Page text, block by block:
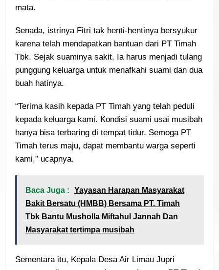
mata.
Senada, istrinya Fitri tak henti-hentinya bersyukur
karena telah mendapatkan bantuan dari PT Timah
Tbk. Sejak suaminya sakit, Ia harus menjadi tulang
punggung keluarga untuk menafkahi suami dan dua
buah hatinya.
“Terima kasih kepada PT Timah yang telah peduli
kepada keluarga kami. Kondisi suami usai musibah
hanya bisa terbaring di tempat tidur. Semoga PT
Timah terus maju, dapat membantu warga seperti
kami,” ucapnya.
Baca Juga :
Yayasan Harapan Masyarakat
Bakit Bersatu (HMBB) Bersama PT. Timah
Tbk Bantu Musholla Miftahul Jannah Dan
Masyarakat tertimpa musibah
Sementara itu, Kepala Desa Air Limau Jupri